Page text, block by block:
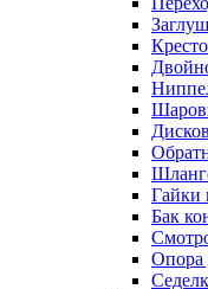
Гайки
Бак
Опора